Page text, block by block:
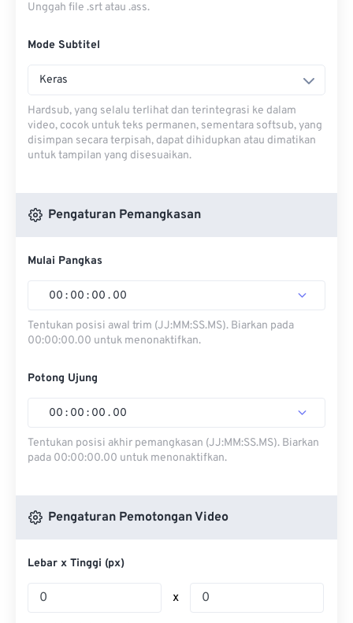
Unggah file .srt atau .ass.
Mode Subtitel
Keras
Hardsub, yang selalu terlihat dan terintegrasi ke dalam
video, cocok untuk teks permanen, sementara softsub, yang
disimpan secara terpisah, dapat dihidupkan atau dimatikan
untuk tampilan yang disesuaikan.
Pengaturan Pemangkasan
Mulai Pangkas
00 : 00 : 00 . 00
Tentukan posisi awal trim (JJ:MM:SS.MS). Biarkan pada
00:00:00.00 untuk menonaktifkan.
Potong Ujung
00 : 00 : 00 . 00
Tentukan posisi akhir pemangkasan (JJ:MM:SS.MS). Biarkan
pada 00:00:00.00 untuk menonaktifkan.
Pengaturan Pemotongan Video
Lebar x Tinggi (px)
x